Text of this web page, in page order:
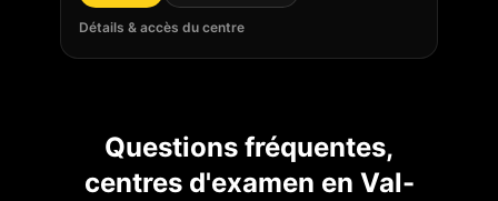
Détails & accès du centre
Questions fréquentes,
centres d'examen en Val-